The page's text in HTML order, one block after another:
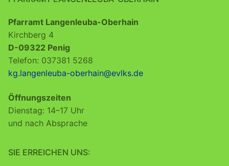
Pfarramt Langenleuba-Oberhain
Kirchberg 4
D-09322 Penig
Telefon: 037381 5268
kg.langenleuba-oberhain@evlks.de
Öffnungszeiten
Dienstag: 14–17 Uhr
und nach Absprache
SIE ERREICHEN UNS: